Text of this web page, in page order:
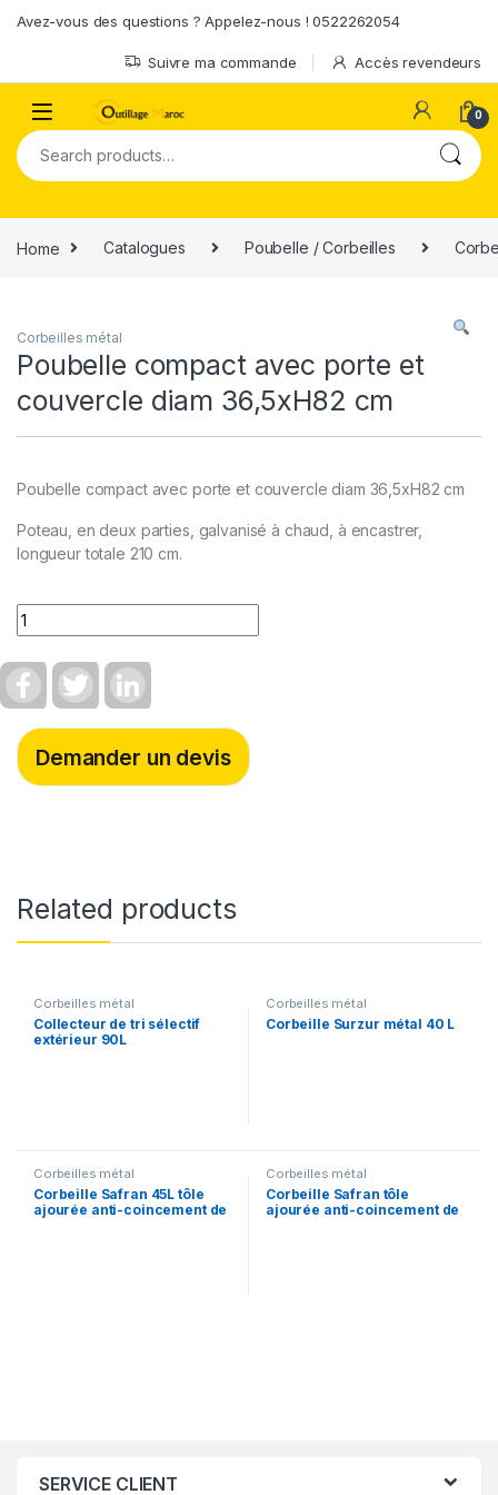
Avez-vous des questions ? Appelez-nous ! 0522262054
Suivre ma commande Accès revendeurs
0
Search for:
Home Catalogues Poubelle / Corbeilles
Corbeilles métal
Poubelle compact avec porte et
couvercle diam 36,5xH82 cm
Poubelle compact avec porte et couvercle diam 36,5xH82 cm
Poteau, en deux parties, galvanisé à chaud, à encastrer,
longueur totale 210 cm.
Quantity
c
e
b
o
o
i
t
e
r
n
k
d
I
Demander un devis
Related products
Corbeilles métal
Collecteur de tri sélectif
extérieur 90L
Corbeilles métal
Corbeille Surzur métal 40 L
Corbeilles métal
Corbeille Safran 45L tôle
ajourée anti-coincement de
Corbeilles métal
Corbeille Safran tôle
ajourée anti-coincement de
SERVICE CLIENT